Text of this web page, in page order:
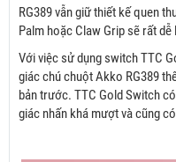
RG389 vẫn giữ thiết kế quen
Palm hoặc Claw Grip sẽ rất
Với việc sử dụng switch TTC
giác chú chuột Akko RG389
bản trước. TTC Gold Switch
giác nhấn khá mượt và cũng